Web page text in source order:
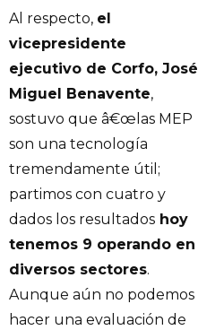
Al respecto, el
vicepresidente
ejecutivo de Corfo, José
Miguel Benavente,
sostuvo que â€œlas MEP
son una tecnología
tremendamente útil;
partimos con cuatro y
dados los resultados hoy
tenemos 9 operando en
diversos sectores.
Aunque aún no podemos
hacer una evaluación de